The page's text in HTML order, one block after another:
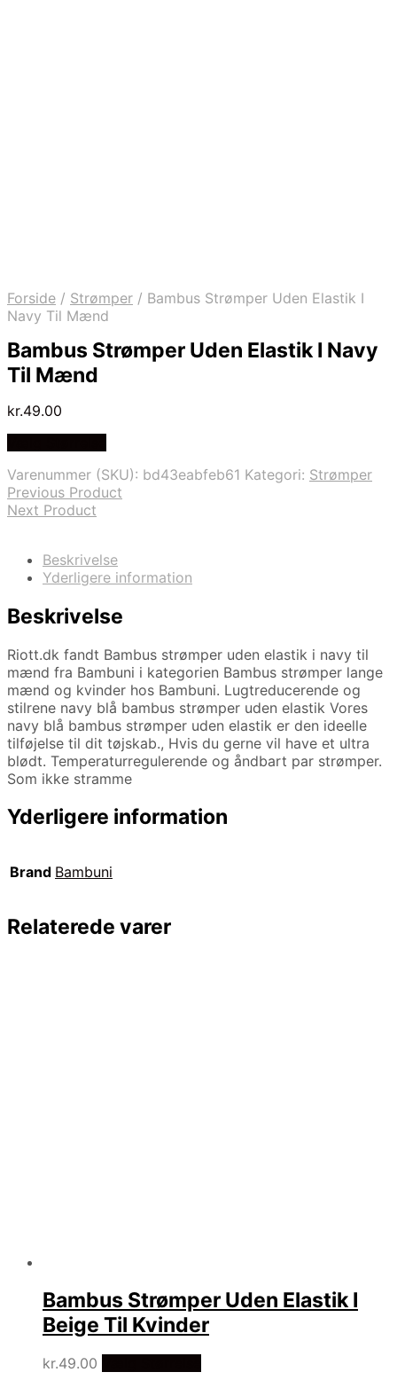
Forside / Strømper / Bambus Strømper Uden Elastik I
Navy Til Mænd
Bambus Strømper Uden Elastik I Navy
Til Mænd
kr.49.00
Varenummer (SKU): bd43eabfeb61 Kategori: Strømper
Previous Product
Next Product
Beskrivelse
Yderligere information
Beskrivelse
Riott.dk fandt Bambus strømper uden elastik i navy til
mænd fra Bambuni i kategorien Bambus strømper lange
mænd og kvinder hos Bambuni. Lugtreducerende og
stilrene navy blå bambus strømper uden elastik Vores
navy blå bambus strømper uden elastik er den ideelle
tilføjelse til dit tøjskab., Hvis du gerne vil have et ultra
blødt. Temperaturregulerende og åndbart par strømper.
Som ikke stramme
Yderligere information
Brand Bambuni
Relaterede varer
Bambus Strømper Uden Elastik I
Beige Til Kvinder
kr.49.00